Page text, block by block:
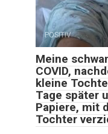
POSITIV
Meine
COVID,
kleine
Tage später
Papiere, mit
Tochter